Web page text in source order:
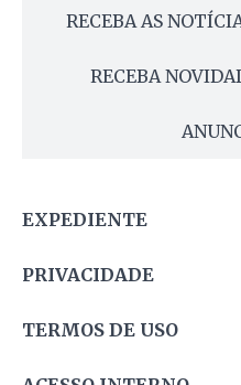
RECEBA AS
RECEBA
EXPEDIENTE
PRIVACIDADE
TERMOS DE USO